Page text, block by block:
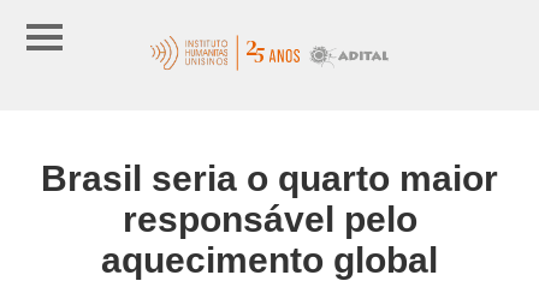
Brasil seria o quarto maior
responsável pelo
aquecimento global